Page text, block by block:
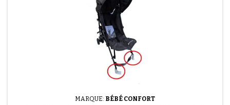
MARQUE: BÉBÉ CONFORT